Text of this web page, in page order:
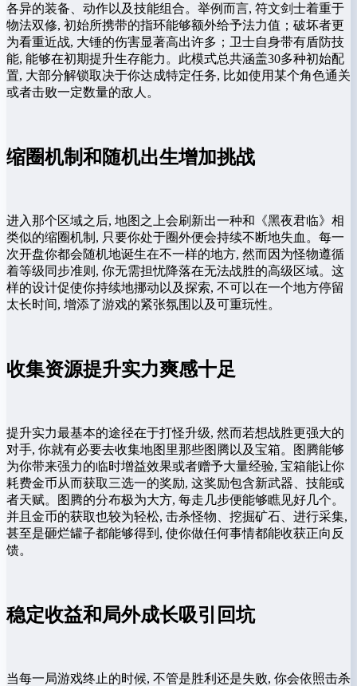
各异的装备、动作以及技能组合。举例而言, 符文剑士着重于
物法双修, 初始所携带的指环能够额外给予法力值；破坏者更
为看重近战, 大锤的伤害显著高出许多；卫士自身带有盾防技
能, 能够在初期提升生存能力。此模式总共涵盖30多种初始配
置, 大部分解锁取决于你达成特定任务, 比如使用某个角色通关
或者击败一定数量的敌人。
缩圈机制和随机出生增加挑战
进入那个区域之后, 地图之上会刷新出一种和《黑夜君临》相
类似的缩圈机制, 只要你处于圈外便会持续不断地失血。每一
次开盘你都会随机地诞生在不一样的地方, 然而因为怪物遵循
着等级同步准则, 你无需担忧降落在无法战胜的高级区域。这
样的设计促使你持续地挪动以及探索, 不可以在一个地方停留
太长时间, 增添了游戏的紧张氛围以及可重玩性。
收集资源提升实力爽感十足
提升实力最基本的途径在于打怪升级, 然而若想战胜更强大的
对手, 你就有必要去收集地图里那些图腾以及宝箱。图腾能够
为你带来强力的临时增益效果或者赠予大量经验, 宝箱能让你
耗费金币从而获取三选一的奖励, 这奖励包含新武器、技能或
者天赋。图腾的分布极为大方, 每走几步便能够瞧见好几个。
并且金币的获取也较为轻松, 击杀怪物、挖掘矿石、进行采集,
甚至是砸烂罐子都能够得到, 使你做任何事情都能收获正向反
馈。
稳定收益和局外成长吸引回坑
当每一局游戏终止的时候, 不管是胜利还是失败, 你会依照击杀